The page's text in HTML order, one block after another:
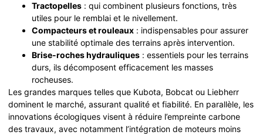
Tractopelles : qui combinent plusieurs fonctions, très
utiles pour le remblai et le nivellement.
Compacteurs et rouleaux : indispensables pour assurer
une stabilité optimale des terrains après intervention.
Brise-roches hydrauliques : essentiels pour les terrains
durs, ils décomposent efficacement les masses
rocheuses.
Les grandes marques telles que Kubota, Bobcat ou Liebherr
dominent le marché, assurant qualité et fiabilité. En parallèle, les
innovations écologiques visent à réduire l’empreinte carbone
des travaux, avec notamment l’intégration de moteurs moins